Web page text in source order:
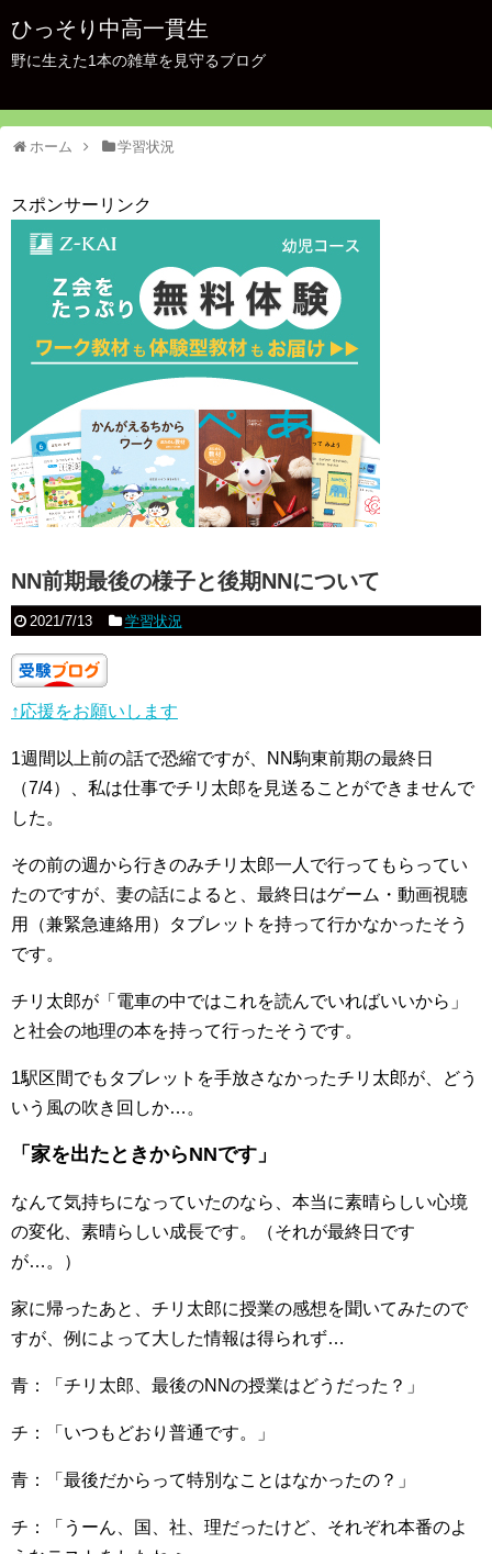
ひっそり中高一貫生
野に生えた1本の雑草を見守るブログ
ホーム 学習状況
スポンサーリンク
NN前期最後の様子と後期NNについて
2021/7/13 学習状況
↑応援をお願いします
1週間以上前の話で恐縮ですが、NN駒東前期の最終日
（7/4）、私は仕事でチリ太郎を見送ることができませんで
した。
その前の週から行きのみチリ太郎一人で行ってもらってい
たのですが、妻の話によると、最終日はゲーム・動画視聴
用（兼緊急連絡用）タブレットを持って行かなかったそう
です。
チリ太郎が「電車の中ではこれを読んでいればいいから」
と社会の地理の本を持って行ったそうです。
1駅区間でもタブレットを手放さなかったチリ太郎が、どう
いう風の吹き回しか…。
「家を出たときからNNです」
なんて気持ちになっていたのなら、本当に素晴らしい心境
の変化、素晴らしい成長です。（それが最終日です
が…。）
家に帰ったあと、チリ太郎に授業の感想を聞いてみたので
すが、例によって大した情報は得られず…
青：「チリ太郎、最後のNNの授業はどうだった？」
チ：「いつもどおり普通です。」
青：「最後だからって特別なことはなかったの？」
チ：「うーん、国、社、理だったけど、それぞれ本番のよ